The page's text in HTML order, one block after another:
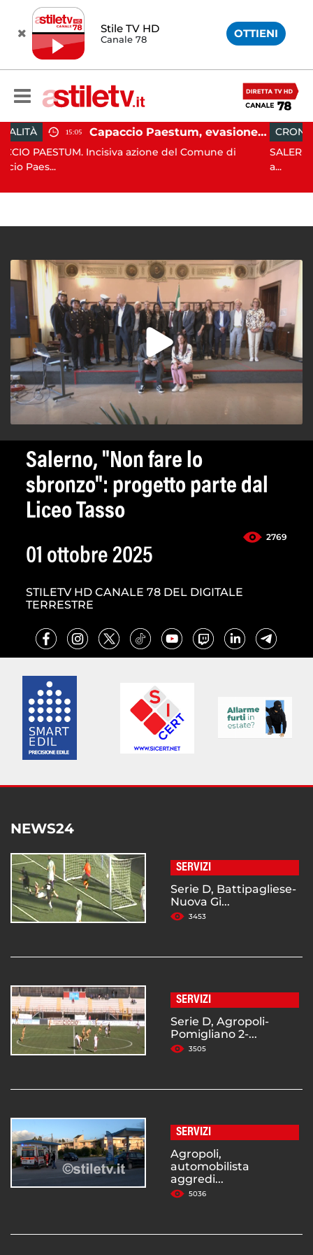
Stile TV HD
Canale 78 OTTIENI
Capaccio Paestum, evasione tassa di soggiorno: scoperte 49 strutture fantasma, elevate 132 sanzioni
Incisiva azione del Comune di
CRONACA 13:55
SALERNO. E' stato
Salerno, "Non fare lo
sbronzo": progetto parte dal
Liceo Tasso
2769
01 ottobre 2025
STILETV HD CANALE 78 DEL DIGITALE
TERRESTRE
NEWS24
SERVIZI
Serie D, Battipagliese-
Nuova Gi...
3453
SERVIZI
Serie D, Agropoli-
Pomigliano 2-...
3505
SERVIZI
Agropoli,
automobilista
aggredi...
5036